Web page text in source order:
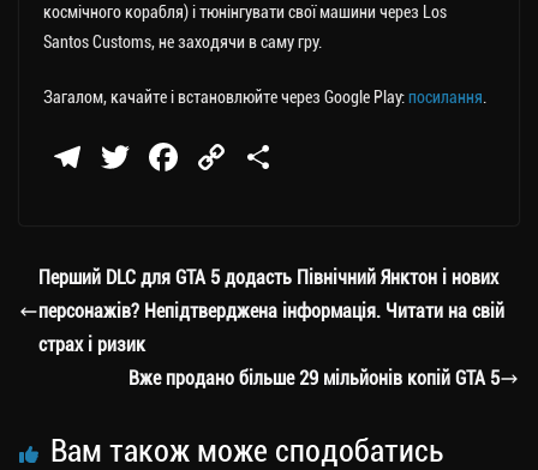
космічного корабля) і тюнінгувати свої машини через Los
Santos Customs, не заходячи в саму гру.
Загалом, качайте і встановлюйте через Google Play:посилання
Te
a
m
T
er
Fa
ok
C
Li
nk
ли
ти
Перший DLC для GTA 5 додасть Північний Янктон і нових
персонажів? Непідтверджена інформація. Читати на свій
страх і ризик
Вже продано більше 29 мільйонів копій GTA 5
Вам також може сподобатись